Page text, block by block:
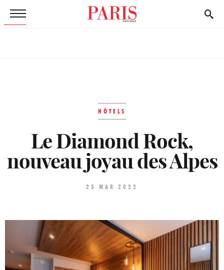
HÔTELS
Le Diamond Rock,
nouveau joyau des Alpes
23 MAR 2022